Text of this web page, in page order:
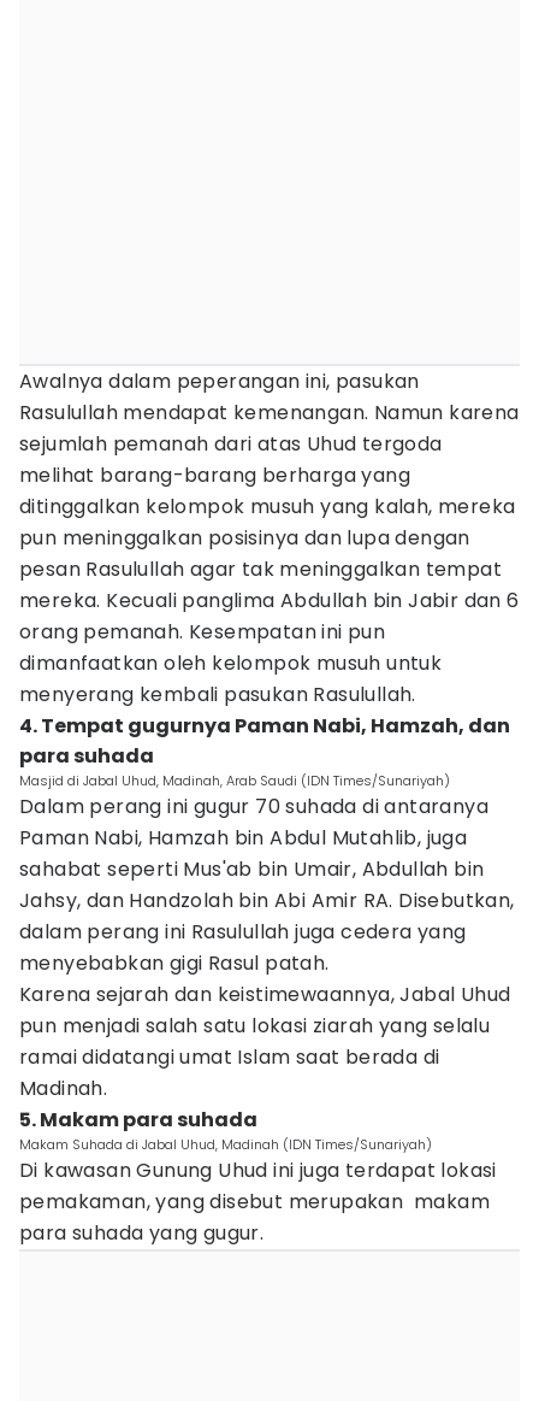
Awalnya dalam peperangan ini, pasukan
Rasulullah mendapat kemenangan. Namun karena
sejumlah pemanah dari atas Uhud tergoda
melihat barang-barang berharga yang
ditinggalkan kelompok musuh yang kalah, mereka
pun meninggalkan posisinya dan lupa dengan
pesan Rasulullah agar tak meninggalkan tempat
mereka. Kecuali panglima Abdullah bin Jabir dan 6
orang pemanah. Kesempatan ini pun
dimanfaatkan oleh kelompok musuh untuk
menyerang kembali pasukan Rasulullah.
4. Tempat gugurnya Paman Nabi, Hamzah, dan
para suhada
Masjid di Jabal Uhud, Madinah, Arab Saudi (IDN Times/Sunariyah)
Dalam perang ini gugur 70 suhada di antaranya
Paman Nabi, Hamzah bin Abdul Mutahlib, juga
sahabat seperti Mus'ab bin Umair, Abdullah bin
Jahsy, dan Handzolah bin Abi Amir RA. Disebutkan,
dalam perang ini Rasulullah juga cedera yang
menyebabkan gigi Rasul patah.
Karena sejarah dan keistimewaannya, Jabal Uhud
pun menjadi salah satu lokasi ziarah yang selalu
ramai didatangi umat Islam saat berada di
Madinah.
5. Makam para suhada
Makam Suhada di Jabal Uhud, Madinah (IDN Times/Sunariyah)
Di kawasan Gunung Uhud ini juga terdapat lokasi
pemakaman, yang disebut merupakan makam
para suhada yang gugur.